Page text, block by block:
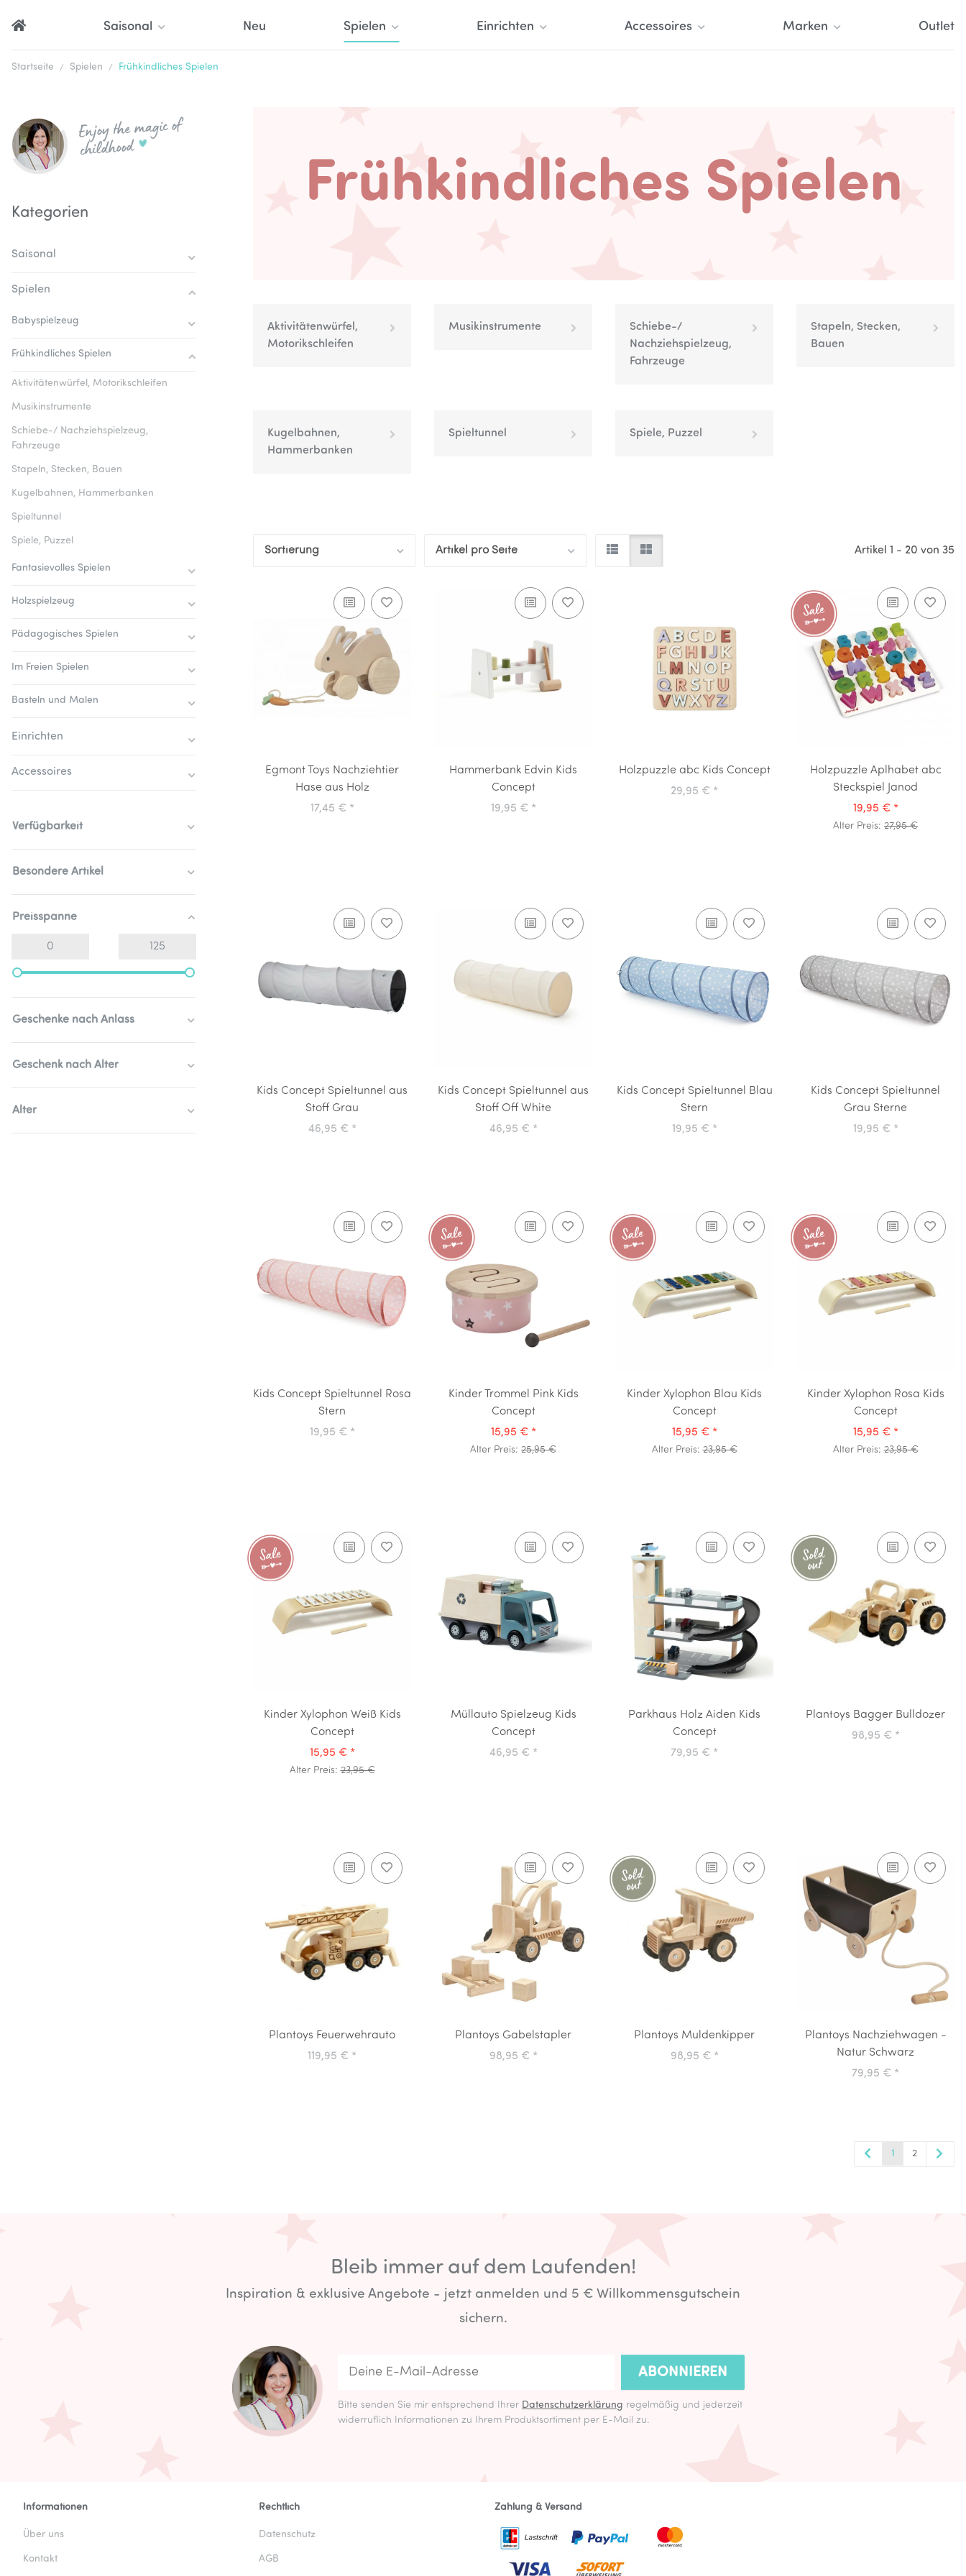
Saisonal Spielen Einrichten Accessoires Marken
Neu Outlet
Startseite Spielen Frühkindliches Spielen
Frühkindliches Spielen
Aktivitätenwürfel,
Motorikschleifen
Musikinstrumente
Schiebe-/
Nachziehspielzeug,
Fahrzeuge
Stapeln, Stecken,
Bauen
Kugelbahnen,
Hammerbanken
Spieltunnel Spiele, Puzzel
Sortierung Artikel pro Seite Artikel 1 - 20 von 35
Egmont Toys Nachziehtier
Hase aus Holz
17,45 € *
Hammerbank Edvin Kids
Concept
19,95 € *
Holzpuzzle abc Kids Concept
29,95 € *
Holzpuzzle Aplhabet abc
Steckspiel Janod
19,95 € *
Alter Preis: 27,95 €
Kids Concept Spieltunnel aus
Stoff Grau
46,95 € *
Kids Concept Spieltunnel aus
Stoff Off White
46,95 € *
Kids Concept Spieltunnel Blau
Stern
19,95 € *
Kids Concept Spieltunnel
Grau Sterne
19,95 € *
Kids Concept Spieltunnel Rosa
Stern
19,95 € *
Kinder Trommel Pink Kids
Concept
15,95 € *
Alter Preis: 25,95 €
Kinder Xylophon Blau Kids
Concept
15,95 € *
Alter Preis:23,95 €
Kinder Xylophon Rosa Kids
Concept
15,95 € *
Alter Preis:23,95 €
Kinder Xylophon Weiß Kids
Concept
15,95 € *
Alter Preis:23,95 €
Müllauto Spielzeug Kids
Concept
46,95 € *
Parkhaus Holz Aiden Kids
Concept
79,95 € *
Plantoys Bagger Bulldozer
98,95 € *
Plantoys Feuerwehrauto
119,95 € *
Plantoys Gabelstapler
98,95 € *
Plantoys Muldenkipper
98,95 € *
Plantoys Nachziehwagen -
Natur Schwarz
79,95 € *
1 2
Enjoy the magic of
childhood
Kategorien
Saisonal
Spielen
Babyspielzeug
Frühkindliches Spielen
Aktivitätenwürfel, Motorikschleifen
Musikinstrumente
Schiebe-/ Nachziehspielzeug,
Fahrzeuge
Stapeln, Stecken, Bauen
Kugelbahnen, Hammerbanken
Spieltunnel
Spiele, Puzzel
Fantasievolles Spielen
Holzspielzeug
Pädagogisches Spielen
Im Freien Spielen
Basteln und Malen
Einrichten
Accessoires
Verfügbarkeit
Besondere Artikel
Preisspanne
Geschenke nach Anlass
Geschenk nach Alter
Alter
Bleib immer auf dem Laufenden!
Inspiration & exklusive Angebote - jetzt anmelden und 5 € Willkommensgutschein
sichern.
ABONNIEREN
Bitte senden Sie mir entsprechend Ihrer Datenschutzerklärung regelmäßig und jederzeit
widerruflich Informationen zu Ihrem Produktsortiment per E-Mail zu.
Informationen
Über uns
Kontakt
Rechtlich
Datenschutz
AGB
Zahlung & Versand